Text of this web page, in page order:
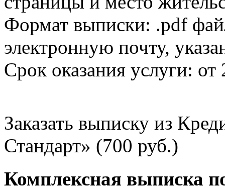
Формат выписки: .pdf
электронную почту,
Срок оказания услуги: от
Заказать выписку из
Стандарт» (700 руб.)
Комплексная выписка